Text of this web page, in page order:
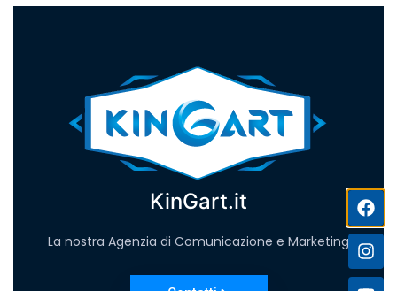
KinGart.it
La nostra Agenzia di Comunicazione e Marketing